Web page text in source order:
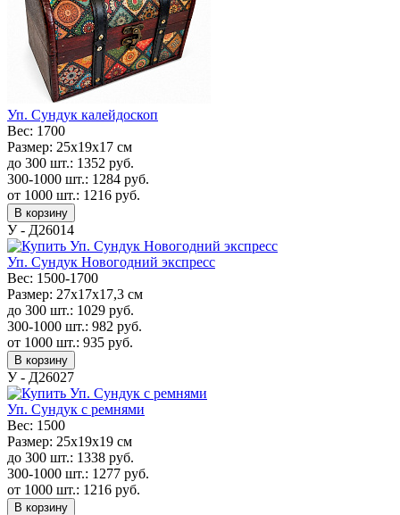
Уп. Сундук калейдоскоп
Вес: 1700
Размер: 25х19х17 см
до 300 шт.: 1352 руб.
300-1000 шт.: 1284 руб.
от 1000 шт.: 1216 руб.
В корзину
У - Д26014
Уп. Сундук Новогодний экспресс
Вес: 1500-1700
Размер: 27х17х17,3 см
до 300 шт.: 1029 руб.
300-1000 шт.: 982 руб.
от 1000 шт.: 935 руб.
В корзину
У - Д26027
Уп. Сундук с ремнями
Вес: 1500
Размер: 25х19х19 см
до 300 шт.: 1338 руб.
300-1000 шт.: 1277 руб.
от 1000 шт.: 1216 руб.
В корзину